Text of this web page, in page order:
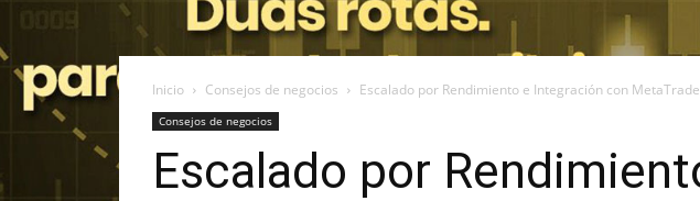
Inicio Consejos de negocios Escalado por Rendimiento e Integración con
Consejos de negocios
Escalado por